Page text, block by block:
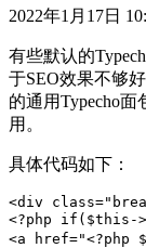
2022年1月17日
有些默认的
于SEO效果不够
的通用Typecho
用。
具体代码如下：
<div
<?php if($this-
<a